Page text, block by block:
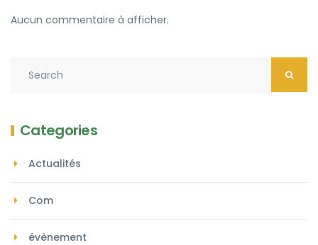
Aucun commentaire à afficher.
Categories
Actualités
Com
évènement